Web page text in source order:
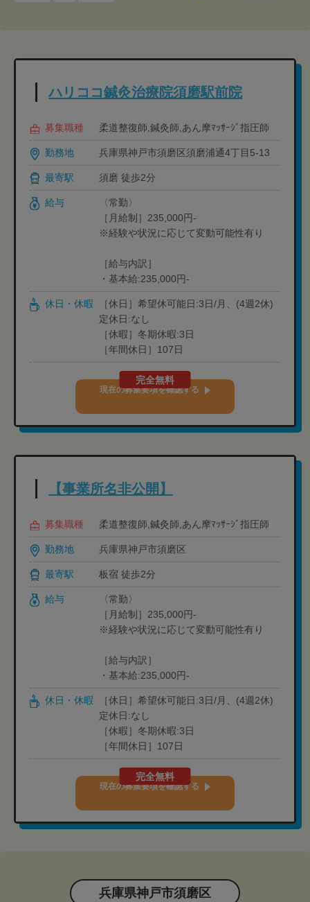
ハリココ鍼灸治療院須磨駅前院
募集職種 柔道整復師,鍼灸師,あん摩ﾏｯｻｰｼﾞ指圧師
勤務地 兵庫県神戸市須磨区須磨浦通4丁目5-13
最寄駅 須磨 徒歩2分
給与
〈常勤〉
［月給制］235,000円-
※経験や状況に応じて変動可能性有り
［給与内訳］
・基本給:235,000円-
休日・休暇
［休日］希望休可能日:3日/月、(4週2休)
定休日:なし
［休暇］冬期休暇:3日
［年間休日］107日
完全無料
現在の募集要項を確認する
【事業所名非公開】
募集職種 柔道整復師,鍼灸師,あん摩ﾏｯｻｰｼﾞ指圧師
勤務地 兵庫県神戸市須磨区
最寄駅 板宿 徒歩2分
給与
〈常勤〉
［月給制］235,000円-
※経験や状況に応じて変動可能性有り
［給与内訳］
・基本給:235,000円-
休日・休暇
［休日］希望休可能日:3日/月、(4週2休)
定休日:なし
［休暇］冬期休暇:3日
［年間休日］107日
完全無料
現在の募集要項を確認する
兵庫県神戸市須磨区